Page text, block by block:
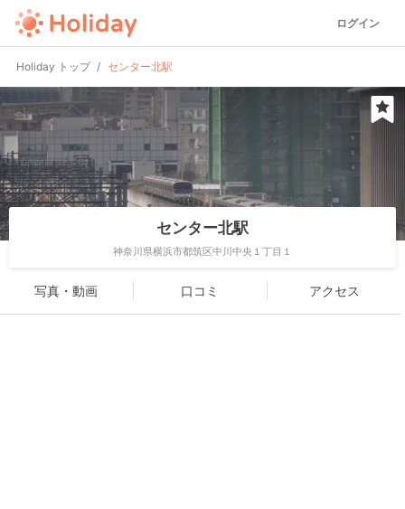
ログイン
Holiday トップ センター北駅
センター北駅
神奈川県横浜市都筑区中川中央１丁目１
写真・動画 口コミ アクセス